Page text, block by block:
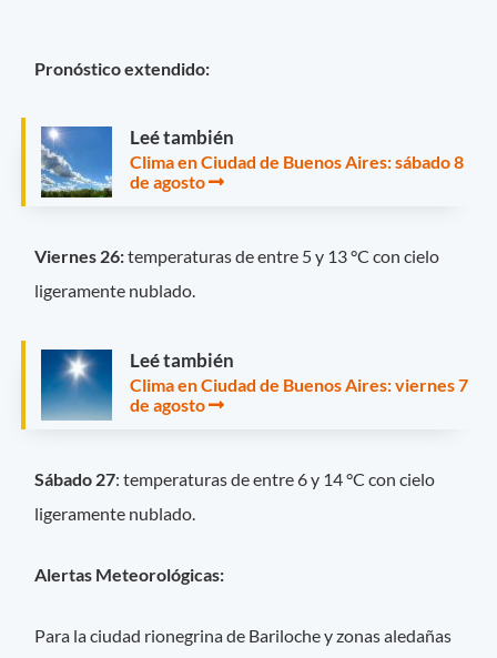
Pronóstico extendido:
Leé también
Clima en Ciudad de Buenos Aires: sábado 8
de agosto
Viernes 26:temperaturas de entre 5 y 13 °C con cielo
ligeramente nublado.
Leé también
Clima en Ciudad de Buenos Aires: viernes 7
de agosto
Sábado 27: temperaturas de entre 6 y 14 °C con cielo
ligeramente nublado.
Alertas Meteorológicas:
Para la ciudad rionegrina de Bariloche y zonas aledañas